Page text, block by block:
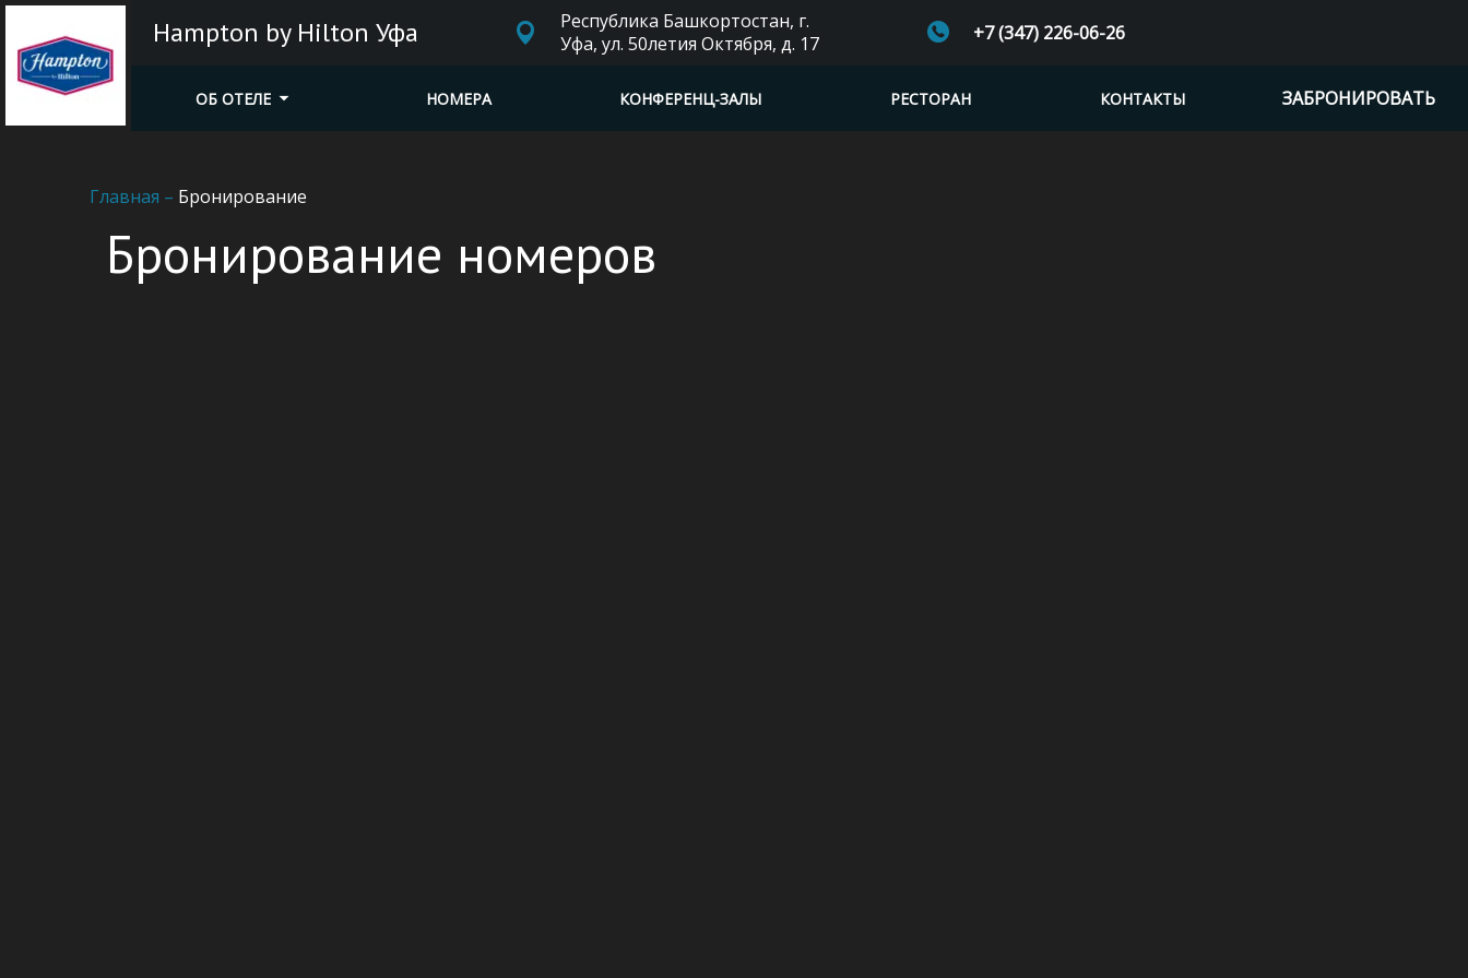
Hampton by Hilton Уфа
Республика Башкортостан, г.
Уфа, ул. 50летия Октября, д. 17
+7 (347) 226-06-26
ОБ ОТЕЛЕ НОМЕРА КОНФЕРЕНЦ-ЗАЛЫ РЕСТОРАН КОНТАКТЫ ЗАБРОНИРОВАТЬ
Главная – Бронирование
Бронирование номеров